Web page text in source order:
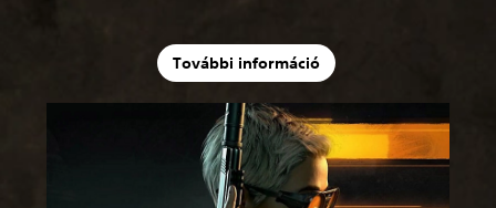
További információ